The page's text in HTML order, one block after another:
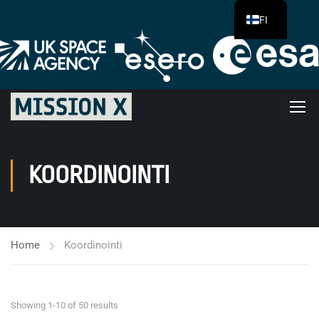
KOORDINOINTI
Home Koordinointi
Showing 1-10 of 50 results
FI